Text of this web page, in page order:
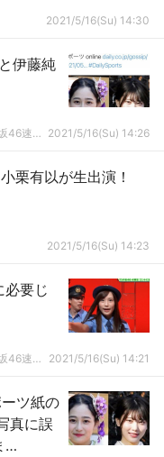
2021/5/16(Su) 14:30
伊藤純
乃木通☆世界最速！乃木坂46欅坂46日向坂46速報まとめ 2021/5/16(Su) 14:26
栗有以が生出演！
2021/5/16(Su) 14:23
必要じ
乃木通☆世界最速！乃木坂46欅坂46日向坂46速報まとめ 2021/5/16(Su) 14:21
ツ紙の
真に誤